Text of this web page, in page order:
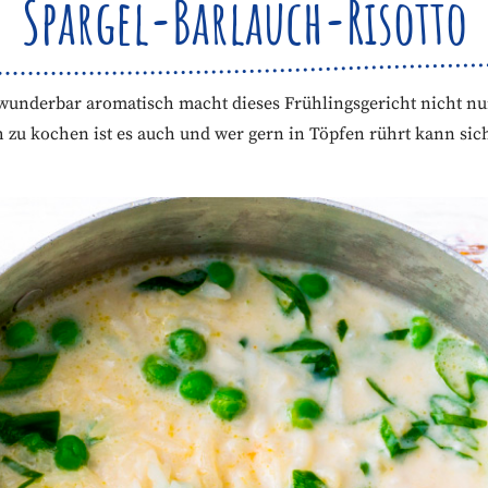
Spargel-Bärlauch-Risotto
aromatisch macht dieses Frühlingsgericht nicht
zu kochen ist es auch und wer gern in Töpfen rührt kann